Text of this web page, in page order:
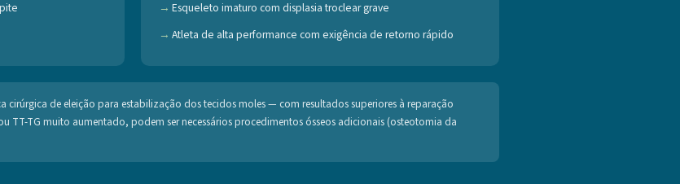
Esqueleto imaturo com displasia troclear grave
Atleta de alta performance com exigência de retorno rápido
cirúrgica de eleição para estabilização dos tecidos moles — com resultados superiores à reparação
TT-TG muito aumentado, podem ser necessários procedimentos ósseos adicionais (osteotomia da